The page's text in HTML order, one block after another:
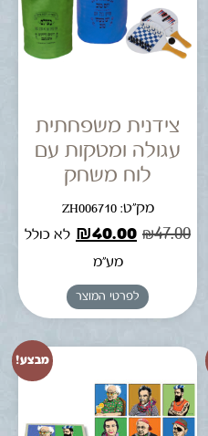
צידנית משפחתית
עגולה ומטקות עם
לוח משחק
מק"ט: ZH006710
₪47.00
₪40.00
לא כולל
מע"מ
לפרטי המוצר
מבצע!